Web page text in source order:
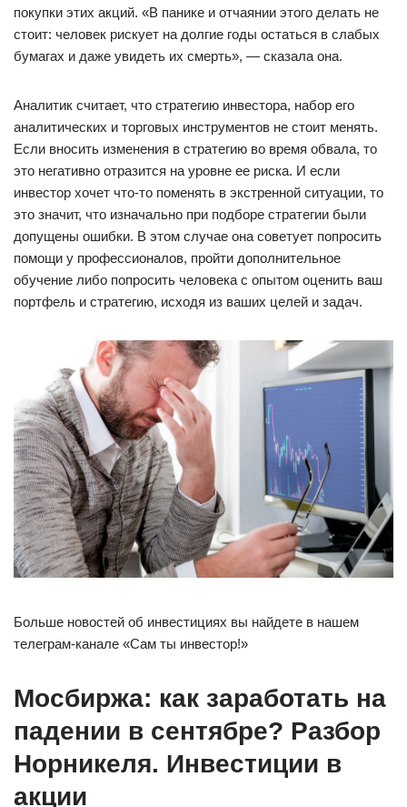
покупки этих акций. «В панике и отчаянии этого делать не
стоит: человек рискует на долгие годы остаться в слабых
бумагах и даже увидеть их смерть», — сказала она.
Аналитик считает, что стратегию инвестора, набор его
аналитических и торговых инструментов не стоит менять.
Если вносить изменения в стратегию во время обвала, то
это негативно отразится на уровне ее риска. И если
инвестор хочет что-то поменять в экстренной ситуации, то
это значит, что изначально при подборе стратегии были
допущены ошибки. В этом случае она советует попросить
помощи у профессионалов, пройти дополнительное
обучение либо попросить человека с опытом оценить ваш
портфель и стратегию, исходя из ваших целей и задач.
Больше новостей об инвестициях вы найдете в нашем
телеграм-канале «Сам ты инвестор!»
Мосбиржа: как заработать на
падении в сентябре? Разбор
Норникеля. Инвестиции в
акции